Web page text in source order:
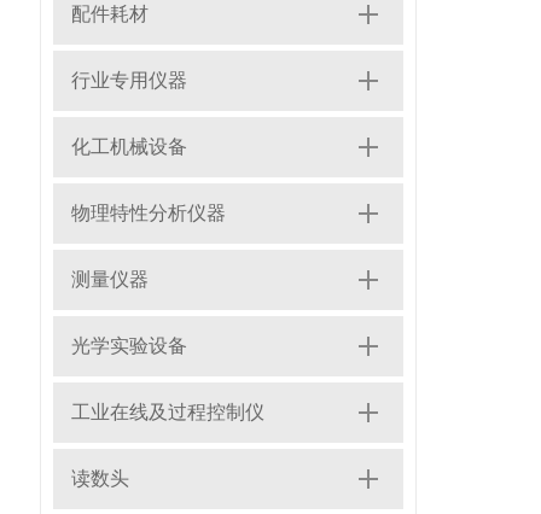
配件耗材
行业专用仪器
化工机械设备
物理特性分析仪器
测量仪器
光学实验设备
工业在线及过程控制仪
读数头